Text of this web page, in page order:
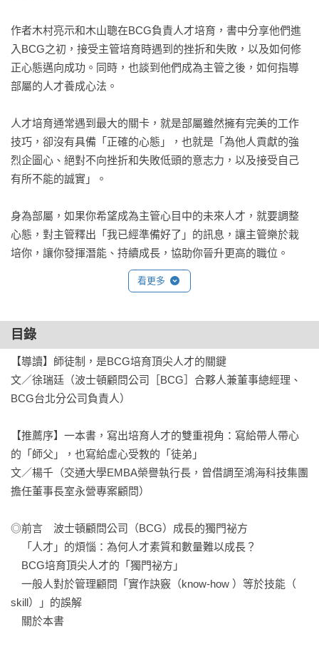
作者木村亮示和木山聰在BCG負責人才培育，書中分享他們進
入BCG之初，接受主管培育時遇到的挫折和失敗，以及如何修
正心態邁向成功。同時，也談到他們成為主管之後，如何指導
部屬的人才養成心法。
人才培育通常遇到最大的關卡，就是部屬雖然擁有完美的工作
技巧，卻沒有具備「正確的心態」，也就是「為他人貢獻的強
烈企圖心、絕對不向挫折和失敗低頭的意志力，以及接受自己
有所不能的誠實」。
身為部屬，如果你希望成為主管心目中的未來人才，就要調整
心態，對主管釋出「我已經準備好了」的訊息，讓主管樂於栽
培你，讓你發揮潛能、持續成長，協助你晉升更高的職位。
看更多
目錄
【導讀】師徒制，是BCG培育頂尖人才的關鍵
文／徐瑞廷（波士頓顧問公司［BCG］合夥人兼董事總經理、
BCG台北分公司負責人）
【推薦序】一本書，寫出培育人才的雙重視角：寫給帶人帶心
的「師父」，也寫給虛心受教的「徒弟」
文／楊千（交通大學EMBA榮譽執行長，曾借調至鴻海科技集團
擔任董事長室永營專案顧問）
◎前言 波士頓顧問公司（BCG）成長的獨門祕方
「人才」的煩惱：為何人才素質和數量難以成長？
BCG培育頂尖人才的「獨門祕方」
一般人對於管理顧問「實作訣竅（know-how ）等於技能（
skill）」的誤解
關於本書